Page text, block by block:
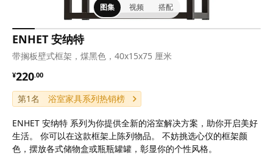
图集 视频 搭配
ENHET 安纳特
带搁板壁式框架，煤黑色，40x15x75 厘米
¥220.00
¥ 220.00
第1名 浴室家具系列热销榜
ENHET 安纳特 系列为你提供全新的浴室解决方案，助你开启美好
生活。 你可以在这款框架上陈列物品。 不妨挑选心仪的框架颜
色，摆放各式储物盒或瓶瓶罐罐，彰显你的个性风格。